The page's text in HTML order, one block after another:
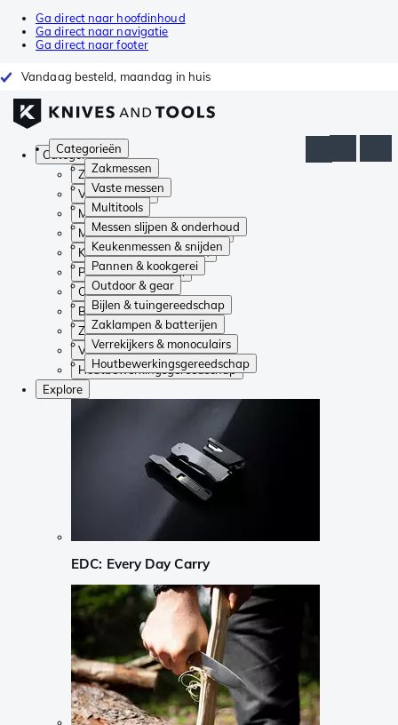
Ga direct naar hoofdinhoud
Ga direct naar navigatie
Ga direct naar footer
Vandaag besteld, maandag in huis
Categorieën
Zakmessen
Vaste messen
Multitools
Messen slijpen & onderhoud
Keukenmessen & snijden
Pannen & kookgerei
Outdoor & gear
Bijlen & tuingereedschap
Zaklampen & batterijen
Verrekijkers & monoculairs
Houtbewerkingsgereedschap
Categorieën
Zakmessen
Vaste messen
Multitools
Messen slijpen & onderhoud
Keukenmessen & snijden
Pannen & kookgerei
Outdoor & gear
Bijlen & tuingereedschap
Zaklampen & batterijen
Verrekijkers & monoculairs
Houtbewerkingsgereedschap
Explore
EDC: Every Day Carry